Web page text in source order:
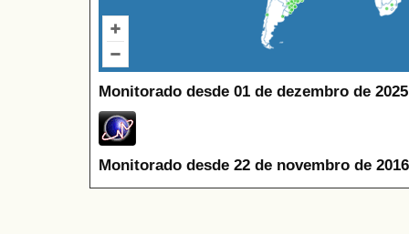
Monitorado desde 01 de dezembro de
Monitorado desde 22 de novembro de